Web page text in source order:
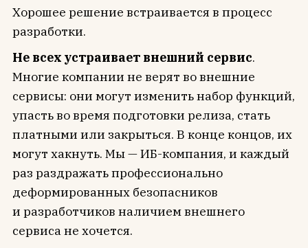
Хорошее решение встраивается в процесс
разработки.
Не всех устраивает внешний сервис.
Многие компании не верят во внешние
сервисы: они могут изменить набор функций,
упасть во время подготовки релиза, стать
платными или закрыться. В конце концов, их
могут хакнуть. Мы — ИБ-компания, и каждый
раз раздражать профессионально
деформированных безопасников
и разработчиков наличием внешнего
сервиса не хочется.